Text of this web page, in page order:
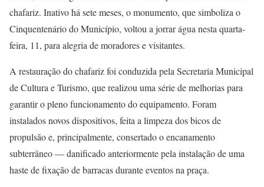
chafariz. Inativo há sete meses, o monumento, que simboliza o
Cinquentenário do Município, voltou a jorrar água nesta quarta-
feira, 11, para alegria de moradores e visitantes.
A restauração do chafariz foi conduzida pela Secretaria Municipal
de Cultura e Turismo, que realizou uma série de melhorias para
garantir o pleno funcionamento do equipamento. Foram
instalados novos dispositivos, feita a limpeza dos bicos de
propulsão e, principalmente, consertado o encanamento
subterrâneo — danificado anteriormente pela instalação de uma
haste de fixação de barracas durante eventos na praça.